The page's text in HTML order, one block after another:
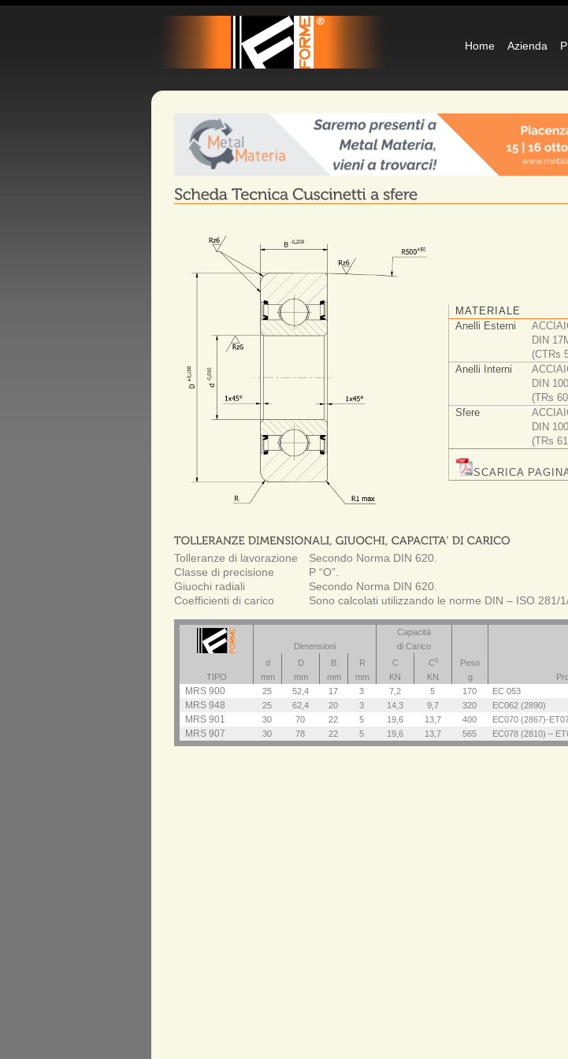
Home Azienda
MATERIALE
Anelli Esterni
DIN
(CTRs
Anelli Interni
DIN
(TRs
Sfere
DIN
(TRs
SCARICA
Tolleranze di lavorazione
Classe di precisione
Giuochi radiali
Coefficienti di carico
Secondo Norma DIN 620.
P “O”.
Secondo Norma DIN 620.
Sono calcolati utilizzando le norme DIN – ISO 281/
Dimensioni
Capacità
di Carico
Peso
g
TIPO
d
mm
D
mm
B
mm
R
mm
C
KN
C0
KN
MRS 900 25 52,4 17 3 7,2 5 170 EC 053
MRS 948 25 62,4 20 3 14,3 9,7 320 EC062 (2890)
MRS 901 30 70 22 5 19,6 13,7 400 EC070 (2867)-
MRS 907 30 78 22 5 19,6 13,7 565 EC078 (2810) –